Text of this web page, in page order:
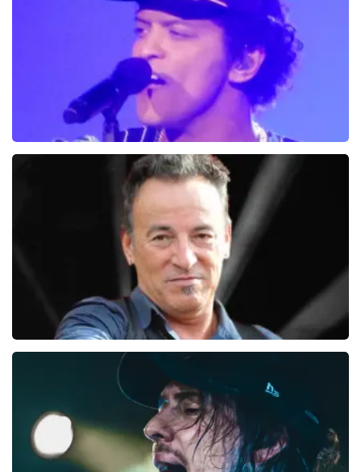
Bruno Mars
100+reviews
BEKIJKEN
Bruce Springsteen
831+ reviews
BEKIJKEN